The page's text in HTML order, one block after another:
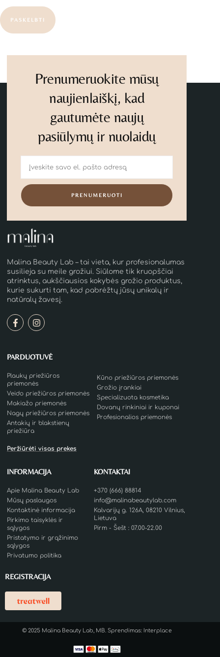
PASKELBTI
Prenumeruokite mūsų
naujienlaiškį, kad
gautumėte naujų
pasiūlymų ir nuolaidų
PRENUMERUOTI
Malina Beauty Lab – tai vieta, kur profesionalumas
susilieja su meile grožiui. Siūlome tik kruopščiai
atrinktus, aukščiausios kokybės grožio produktus,
kurie sukurti tam, kad pabrėžtų jūsų unikalų ir
natūralų žavesį.
PARDUOTUVĖ
Plaukų priežiūros
priemonės
Veido priežiūros priemonės
Makiažo priemonės
Nagų priežiūros priemonės
Antakių ir blakstienų
priežiūra
Peržiūrėti visas prekes
Kūno priežiūros priemonės
Grožio įrankiai
Specializuota kosmetika
Dovanų rinkiniai ir kuponai
Profesionalios priemonės
INFORMACIJA
Apie Malina Beauty Lab
Mūsų paslaugos
Kontaktinė informacija
Pirkimo taisyklės ir
sąlygos
Pristatymo ir grąžinimo
sąlygos
Privatumo politika
KONTAKTAI
+370 (666) 88814
info@malinabeautylab.com
Kalvarijų g. 126A, 08210 Vilnius,
Lietuva
Pirm - Šešt : 07.00-22.00
REGISTRACIJA
© 2025 Malina Beauty Lab, MB. Sprendimas: Interplace